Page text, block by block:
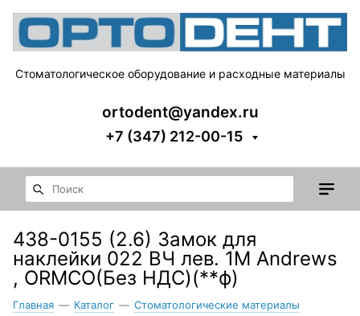
Стоматологическое оборудование и расходные материалы
ortodent@yandex.ru
+7 (347) 212-00-15
438-0155 (2.6) Замок для
наклейки 022 ВЧ лев. 1М Andrews
, ORMCO(Без НДС)(**ф)
Главная — Каталог — Стоматологические материалы